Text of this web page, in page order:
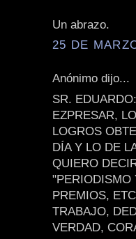
Un abrazo.
25 DE
Anónimo dijo...
SR.
EZPRESAR,
LOGROS
DÍA Y LO DE
QUIERO
"PERIODISMO
PREMIOS,
TRABAJO,
VERDAD,